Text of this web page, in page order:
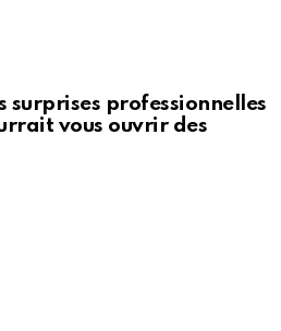
surprises professionnelles
vous ouvrir des